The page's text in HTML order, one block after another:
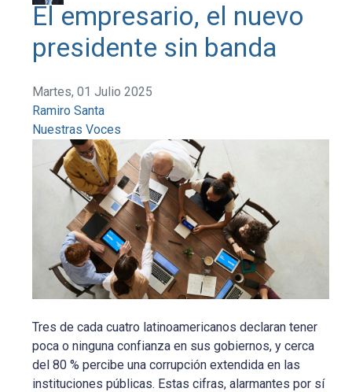
El empresario, el nuevo
presidente sin banda
Martes, 01 Julio 2025
Ramiro Santa
Nuestras Voces
Tres de cada cuatro latinoamericanos declaran tener
poca o ninguna confianza en sus gobiernos, y cerca
del 80 % percibe una corrupción extendida en las
instituciones públicas. Estas cifras, alarmantes por sí